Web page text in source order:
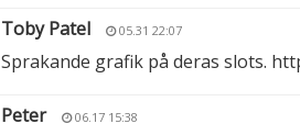
Toby Patel 05.31 22:07
Sprakande grafik på deras slots.
Peter 06.17 15:38